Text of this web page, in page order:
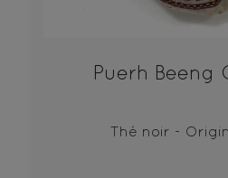
Puerh Beeng
Thé noir -